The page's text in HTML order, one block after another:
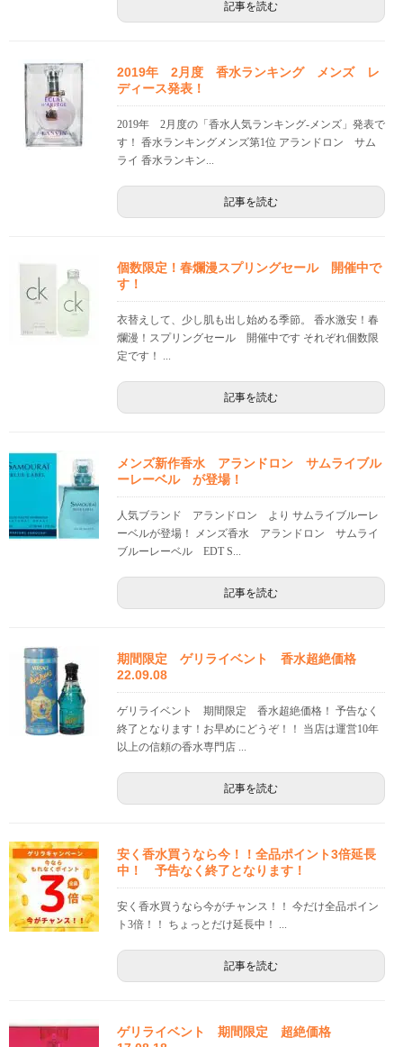
記事を読む
2019年 2月度 香水ランキング メンズ レ
ディース発表！
2019年 2月度の「香水人気ランキング-メンズ」発表で
す！ 香水ランキングメンズ第1位 アランドロン サム
ライ 香水ランキン...
記事を読む
個数限定！春爛漫スプリングセール 開催中で
す！
衣替えして、少し肌も出し始める季節。 香水激安！春
爛漫！スプリングセール 開催中です それぞれ個数限
定です！ ...
記事を読む
メンズ新作香水 アランドロン サムライブル
ーレーベル が登場！
人気ブランド アランドロン より サムライブルーレ
ーベルが登場！ メンズ香水 アランドロン サムライ
ブルーレーベル EDT S...
記事を読む
期間限定 ゲリライベント 香水超絶価格
22.09.08
ゲリライベント 期間限定 香水超絶価格！ 予告なく
終了となります！お早めにどうぞ！！ 当店は運営10年
以上の信頼の香水専門店 ...
記事を読む
安く香水買うなら今！！全品ポイント3倍延長
中！ 予告なく終了となります！
安く香水買うなら今がチャンス！！ 今だけ全品ポイン
ト3倍！！ ちょっとだけ延長中！ ...
記事を読む
ゲリライベント 期間限定 超絶価格